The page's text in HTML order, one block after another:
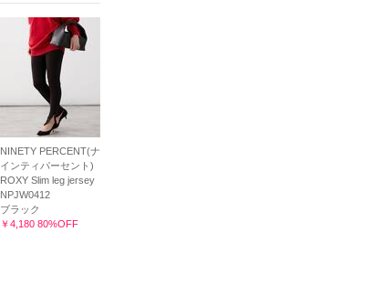
NINETY PERCENT(ナ
インティパーセント)
ROXY Slim leg jersey
NPJW0412
ブラック
￥4,180 80%OFF